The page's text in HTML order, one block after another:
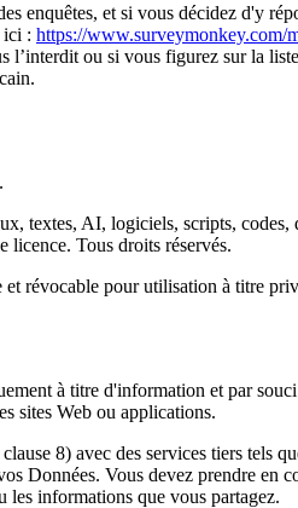
et si vous décidez d'y
ici : https://
ou si vous figurez sur la
textes, AI, logiciels, scripts, codes,
licence. Tous droits réservés.
révocable pour utilisation à titre
à titre d'information et par
sites Web ou applications.
8) avec des services tiers tels
Données. Vous devez prendre en
les informations que vous partagez.